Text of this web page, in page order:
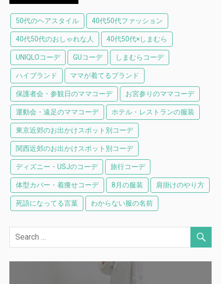
50代のヘアスタイル 40代50代ファッション
40代50代のおしゃれな人 40代50代×しまむら
UNIQLOコーデ GUコーデ しまむらコーデ
ハイブランド ママが着てるブランド
保護者会・参観日のママコーデ お宮参りのママコーデ
運動会・遠足のママコーデ ホテル・レストランの服装
東京近郊のお出かけスポット別コーデ
関西近郊のお出かけスポット別コーデ
ディズニー・USJのコーデ 旅行コーデ
体型カバー・着痩せコーデ 8月の服装 肩掛けのやり方
死語になってる言葉 わからない服の名前